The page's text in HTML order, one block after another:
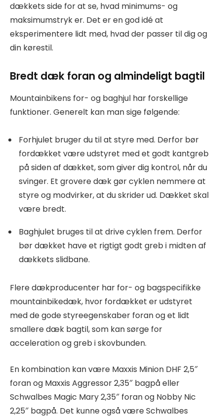
dækkets side for at se, hvad minimums- og
maksimumstryk er. Det er en god idé at
eksperimentere lidt med, hvad der passer til dig og
din kørestil.
Bredt dæk foran og almindeligt bagtil
Mountainbikens for- og baghjul har forskellige
funktioner. Generelt kan man sige følgende:
Forhjulet bruger du til at styre med. Derfor bør
fordækket være udstyret med et godt kantgreb
på siden af dækket, som giver dig kontrol, når du
svinger. Et grovere dæk gør cyklen nemmere at
styre og modvirker, at du skrider ud. Dækket skal
være bredt.
Baghjulet bruges til at drive cyklen frem. Derfor
bør dækket have et rigtigt godt greb i midten af
dækkets slidbane.
Flere dækproducenter har for- og bagspecifikke
mountainbikedæk, hvor fordækket er udstyret
med de gode styreegenskaber foran og et lidt
smallere dæk bagtil, som kan sørge for
acceleration og greb i skovbunden.
En kombination kan være Maxxis Minion DHF 2,5″
foran og Maxxis Aggressor 2,35″ bagpå eller
Schwalbes Magic Mary 2,35″ foran og Nobby Nic
2,25″ bagpå. Det kunne også være Schwalbes